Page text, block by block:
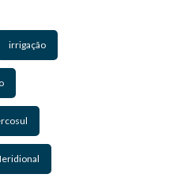
irrigação